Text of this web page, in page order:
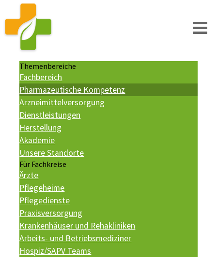
Themenbereiche
Fachbereich
Pharmazeutische Kompetenz
Arzneimittelversorgung
Dienstleistungen
Herstellung
Akademie
Unsere Standorte
Für Fachkreise
Ärzte
Pflegeheime
Pflegedienste
Praxisversorgung
Krankenhäuser und Rehakliniken
Arbeits- und Betriebsmediziner
Hospiz/SAPV Teams